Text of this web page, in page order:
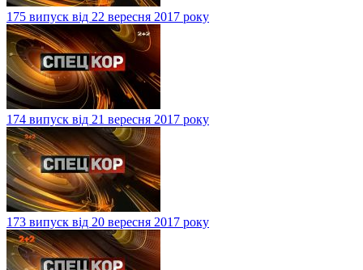
175 випуск від 22 вересня 2017 року
174 випуск від 21 вересня 2017 року
173 випуск від 20 вересня 2017 року